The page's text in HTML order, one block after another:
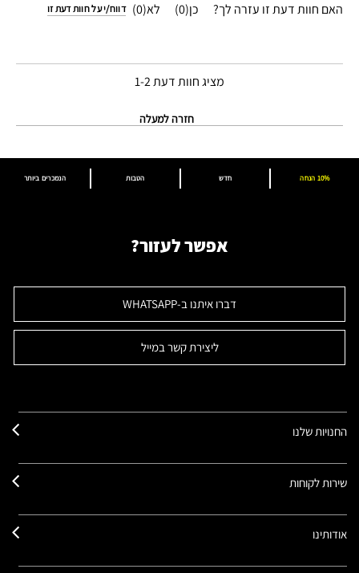
האם חוות דעת זו עזרה לך? 0
0 דווח/י על חוות דעת זו
מציג חוות דעת1-2
חזרה למעלה
הנמכרים ביותר הטבות חדש 10% הנחה
אפשר לעזור?
דברו איתנו ב-WHATSAPP
ליצירת קשר במייל
החנויות שלנו
שירות לקוחות
אודותינו